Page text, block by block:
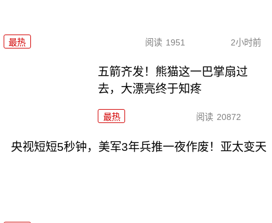
最热 阅读 1951 2小时前
五箭齐发！熊猫这一巴掌扇过
去，大漂亮终于知疼
最热 阅读 20872
央视短短5秒钟，美军3年兵推一夜作废！亚太变天